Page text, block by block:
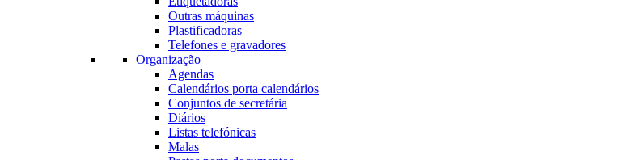
Outras máquinas
Plastificadoras
Telefones e gravadores
Organização
Agendas
Calendários porta calendários
Conjuntos de secretária
Diários
Listas telefónicas
Malas